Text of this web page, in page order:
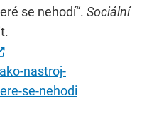
se nehodí“. Sociální
nastroj-
se-nehodi